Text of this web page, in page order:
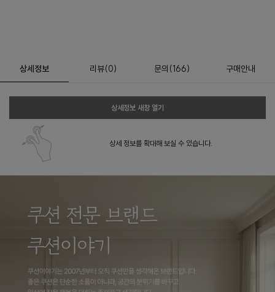
상세정보 리뷰(0) 문의 (166) 구매안내
상세정보 새창 열기
상세 정보를 확대해 보실 수 있습니다.